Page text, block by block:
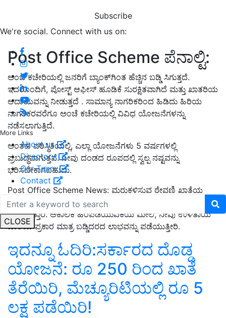
Subscribe
We're social. Connect with us on:
More Links
About us
Directory
Our Team
Contact
CLOSE
Post Office Scheme ಪೆನಾಲ್ಟಿ:
ಅಂಚೆ ಕಚೇರಿಯಲ್ಲಿ ಜನರಿಗೆ ಬ್ಯಾಂಕ್ಗಿಂತ ಹೆಚ್ಚಿನ ಬಡ್ಡಿ ಸಿಗುತ್ತದೆ.
ಇದರೊಂದಿಗೆ, ಪೋಸ್ಟ್ ಆಫೀಸ್ ಹೂಡಿಕೆ ಸುರಕ್ಷಿತವಾಗಿದೆ ಮತ್ತು ಖಾತರಿಯ
ಆದಾಯವನ್ನು ನೀಡುತ್ತದೆ . ಸಾಮಾನ್ಯ ನಾಗರಿಕರಿಂದ ಹಿಡಿದು ಹಿರಿಯ
ನಾಗರಿಕರವರೆಗೂ ಅಂಚೆ ಕಚೇರಿಯಲ್ಲಿ ವಿವಿಧ ಯೋಜನೆಗಳನ್ನು
ನಡೆಸಲಾಗುತ್ತಿದೆ.
ಅಂತಹ ಪರಿಸ್ಥಿತಿಯಲ್ಲಿ, ಎಲ್ಲಾ ಯೋಜನೆಗಳು 5 ವರ್ಷಗಳಲ್ಲಿ
ಪ್ರಬುದ್ಧವಾಗುತ್ತವೆ.ನೀವು ದಂಡದ ರೂಪದಲ್ಲಿ ಸ್ವಲ್ಪ ನಷ್ಟವನ್ನು
ಭರಿಸಬೇಕಾಗಬಹುದು.
Post Office Scheme News: ಮರುಕಳಿಸುವ ಠೇವಣಿ ಖಾತೆಯ
ಹೂಡಿಕೆದಾರರು3ವರ್ಷಗಳ ನಂತರ ಹಿಂಪಡೆಯುವ ಸೌಲಭ್ಯವನ್ನು
ಪಡೆಯುತ್ತಾರೆ. ಅಕಾಲಿಕ ಹಿಂಪಡೆಯುವಿಕೆಯ ಮೇಲೆ, ನೀವು ಉಳಿತಾಯ
ಖಾತೆಯ ಪ್ರಕಾರ ಮಾತ್ರ ಬಡ್ಡಿದರದ ಲಾಭವನ್ನು ಪಡೆಯುತ್ತೀರಿ.
ಇದನ್ನೂ ಓದಿರಿ:ಸರ್ಕಾರದ ದೊಡ್ಡ
ಯೋಜನೆ: ರೂ 250 ರಿಂದ ಖಾತೆ
ತೆರೆಯಿರಿ, ಮೆಚ್ಯೂರಿಟಿಯಲ್ಲಿ ರೂ 5
ಲಕ್ಷ ಪಡೆಯಿರಿ!